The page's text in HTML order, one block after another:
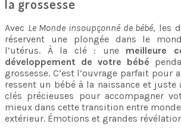
la grossesse
Avec Le Monde insoupçonné de bébé, les
réservent une plongée dans le
l’utérus. À la clé : une meilleure
développement de votre bébé
grossesse. C’est l’ouvrage parfait pour
ressent un bébé à la naissance et juste
clés précieuses pour accompagner
mieux dans cette transition entre
extérieur. Émotions et grandes